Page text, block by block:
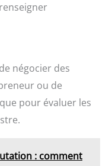
négocier des
ou de
pour évaluer les
: comment